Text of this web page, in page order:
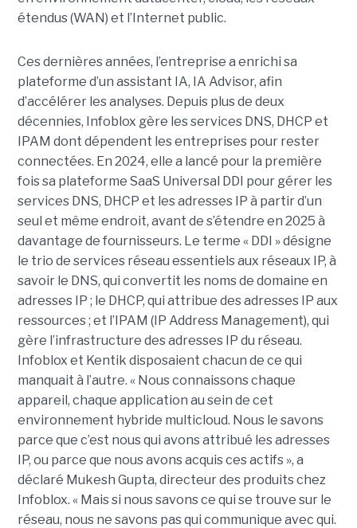
étendus (WAN) et l’Internet public.
Ces dernières années, l’entreprise a enrichi sa
plateforme d’un assistant IA, IA Advisor, afin
d’accélérer les analyses. Depuis plus de deux
décennies, Infoblox gère les services DNS, DHCP et
IPAM dont dépendent les entreprises pour rester
connectées. En 2024, elle a lancé pour la première
fois sa plateforme SaaS Universal DDI pour gérer les
services DNS, DHCP et les adresses IP à partir d’un
seul et même endroit, avant de s’étendre en 2025 à
davantage de fournisseurs. Le terme « DDI » désigne
le trio de services réseau essentiels aux réseaux IP, à
savoir le DNS, qui convertit les noms de domaine en
adresses IP ; le DHCP, qui attribue des adresses IP aux
ressources ; et l’IPAM (IP Address Management), qui
gère l’infrastructure des adresses IP du réseau.
Infoblox et Kentik disposaient chacun de ce qui
manquait à l’autre. « Nous connaissons chaque
appareil, chaque application au sein de cet
environnement hybride multicloud. Nous le savons
parce que c’est nous qui avons attribué les adresses
IP, ou parce que nous avons acquis ces actifs », a
déclaré Mukesh Gupta, directeur des produits chez
Infoblox. « Mais si nous savons ce qui se trouve sur le
réseau, nous ne savons pas qui communique avec qui.